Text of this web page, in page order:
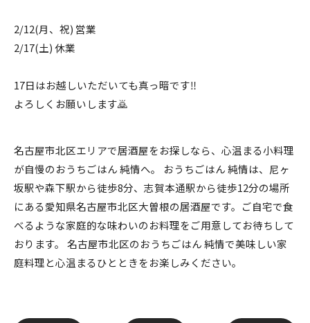
2/12(月、祝) 営業
2/17(土) 休業
17日はお越しいただいても真っ暗です‼️
よろしくお願いします🙇
名古屋市北区エリアで居酒屋をお探しなら、心温まる小料理
が自慢のおうちごはん 純情へ。 おうちごはん 純情は、尼ヶ
坂駅や森下駅から徒歩8分、志賀本通駅から徒歩12分の場所
にある愛知県名古屋市北区大曽根の居酒屋です。ご自宅で食
べるような家庭的な味わいのお料理をご用意してお待ちして
おります。 名古屋市北区のおうちごはん 純情で美味しい家
庭料理と心温まるひとときをお楽しみください。